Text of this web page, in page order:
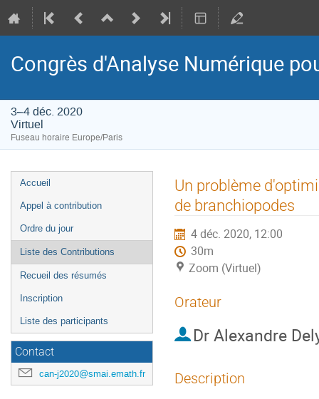
Congrès d'Analyse Numérique
3–4 déc. 2020
Virtuel
Fuseau horaire Europe/Paris
Menu
de
Accueil
Appel à contribution
Ordre du jour
Liste des Contributions
Recueil des résumés
Inscription
Liste des participants
Contact
can-j2020@smai.emath.fr
Un problème
de branchiopodes
4 déc. 2020, 12:00
30m
Zoom (Virtuel)
Orateur
Dr Alexandre
Description